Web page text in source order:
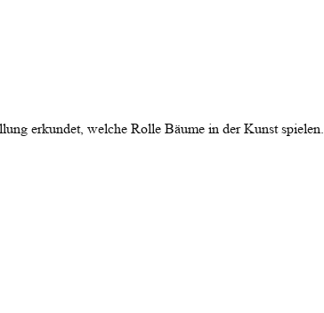
erkundet, welche Rolle Bäume in der Kunst spielen.